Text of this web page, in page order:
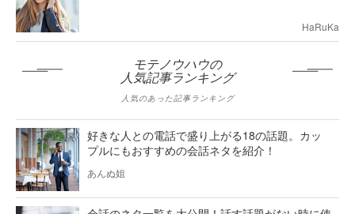
HaRuKa
モテノウハウの
人気記事ランキング
人気のあった記事ランキング
好きな人との電話で盛り上がる18の話題。カッ
プルにもおすすめの会話ネタを紹介！
あんぬ姐